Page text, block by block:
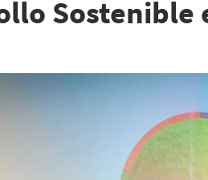
Sostenible